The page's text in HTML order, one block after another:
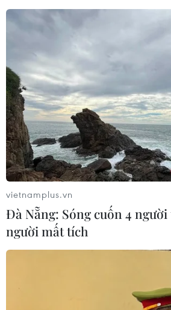
vietnamplus.vn
Đà Nẵng: Sóng cuốn 4
người mất tích